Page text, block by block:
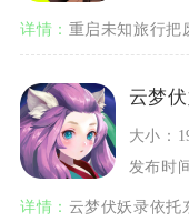
详情： 重启未知旅行把废土生存、战
云梦
大小：
发布时
详情： 云梦伏妖录依托东方志怪神话